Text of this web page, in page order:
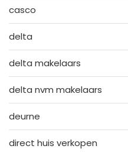
casco
delta
delta makelaars
delta nvm makelaars
deurne
direct huis verkopen